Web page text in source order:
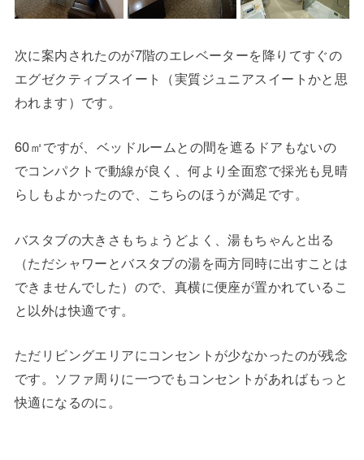
次に案内されたのが7階のエレベーターを降りてすぐの
エグゼクティブスイート（実質ジュニアスイートかと思
われます）です。
60㎡ですが、ベッドルームとの間を遮るドアもないの
でコンパクトで動線が良く、何より全面窓で採光も見晴
らしもよかったので、こちらのほうが満足です。
バスタブの大きさもちょうどよく、湯もちゃんと出る
（ただシャワーとバスタブの湯を両方同時に出すことは
できませんでした）ので、真横に便座が置かれているこ
と以外は快適です。
ただリビングエリアにコンセントが少なかったのが残念
です。ソファ周りに一つでもコンセントがあればもっと
快適になるのに。